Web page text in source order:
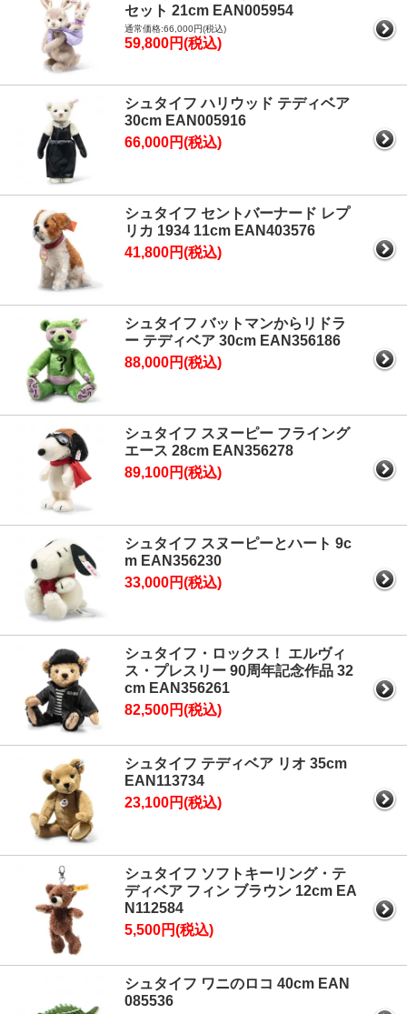
セット 21cm EAN005954
通常価格:66,000円(税込)
59,800円(税込)
シュタイフ ハリウッド テディベア
30cm EAN005916
66,000円(税込)
シュタイフ セントバーナード レプ
リカ 1934 11cm EAN403576
41,800円(税込)
シュタイフ バットマンからリドラ
ー テディベア 30cm EAN356186
88,000円(税込)
シュタイフ スヌーピー フライング
エース 28cm EAN356278
89,100円(税込)
シュタイフ スヌーピーとハート 9c
m EAN356230
33,000円(税込)
シュタイフ・ロックス！ エルヴィ
ス・プレスリー 90周年記念作品 32
cm EAN356261
82,500円(税込)
シュタイフ テディベア リオ 35cm
EAN113734
23,100円(税込)
シュタイフ ソフトキーリング・テ
ディベア フィン ブラウン 12cm EA
N112584
5,500円(税込)
シュタイフ ワニのロコ 40cm EAN
085536